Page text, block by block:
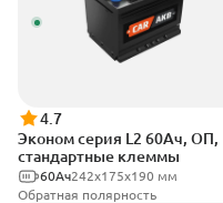
4.7
Эконом серия L2 60Ач, ОП,
стандартные клеммы
242х175х190 мм
60Ач
Обратная полярность